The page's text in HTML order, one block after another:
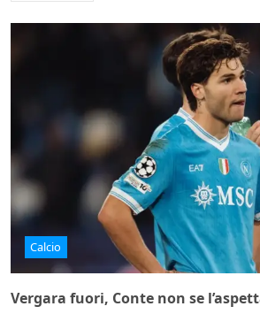
Calcio
Vergara fuori, Conte non se